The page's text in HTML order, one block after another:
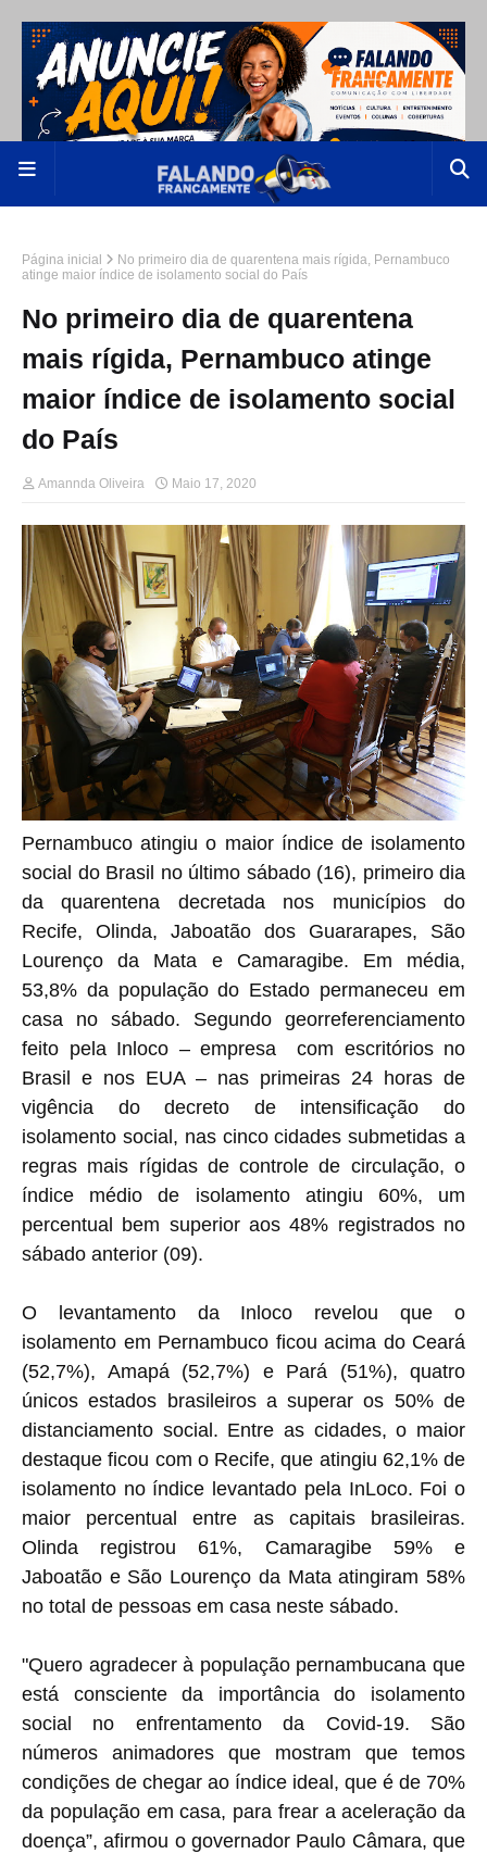
Página inicial
No primeiro dia de quarentena mais rígida, Pernambuco
atinge maior índice de isolamento social do País
No primeiro dia de quarentena
mais rígida, Pernambuco atinge
maior índice de isolamento social
do País
Amannda Oliveira Maio 17, 2020
Pernambuco atingiu o maior índice de isolamento
social do Brasil no último sábado (16), primeiro dia
da quarentena decretada nos municípios do
Recife, Olinda, Jaboatão dos Guararapes, São
Lourenço da Mata e Camaragibe. Em média,
53,8% da população do Estado permaneceu em
casa no sábado. Segundo georreferenciamento
feito pela Inloco – empresa com escritórios no
Brasil e nos EUA – nas primeiras 24 horas de
vigência do decreto de intensificação do
isolamento social, nas cinco cidades submetidas a
regras mais rígidas de controle de circulação, o
índice médio de isolamento atingiu 60%, um
percentual bem superior aos 48% registrados no
sábado anterior (09).
O levantamento da Inloco revelou que o
isolamento em Pernambuco ficou acima do Ceará
(52,7%), Amapá (52,7%) e Pará (51%), quatro
únicos estados brasileiros a superar os 50% de
distanciamento social. Entre as cidades, o maior
destaque ficou com o Recife, que atingiu 62,1% de
isolamento no índice levantado pela InLoco. Foi o
maior percentual entre as capitais brasileiras.
Olinda registrou 61%, Camaragibe 59% e
Jaboatão e São Lourenço da Mata atingiram 58%
no total de pessoas em casa neste sábado.
"Quero agradecer à população pernambucana que
está consciente da importância do isolamento
social no enfrentamento da Covid-19. São
números animadores que mostram que temos
condições de chegar ao índice ideal, que é de 70%
da população em casa, para frear a aceleração da
doença”, afirmou o governador Paulo Câmara, que